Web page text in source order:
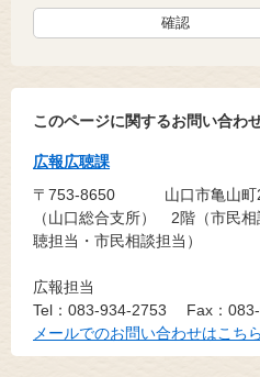
このページに関するお問い合わ
広報広聴課
〒753-8650
山口市亀山
（山口総合支所） 2階（市民
聴担当・市民相談担当）
広報担当
Tel：083-934-2753
Fax：
メールでのお問い合わせはこちら